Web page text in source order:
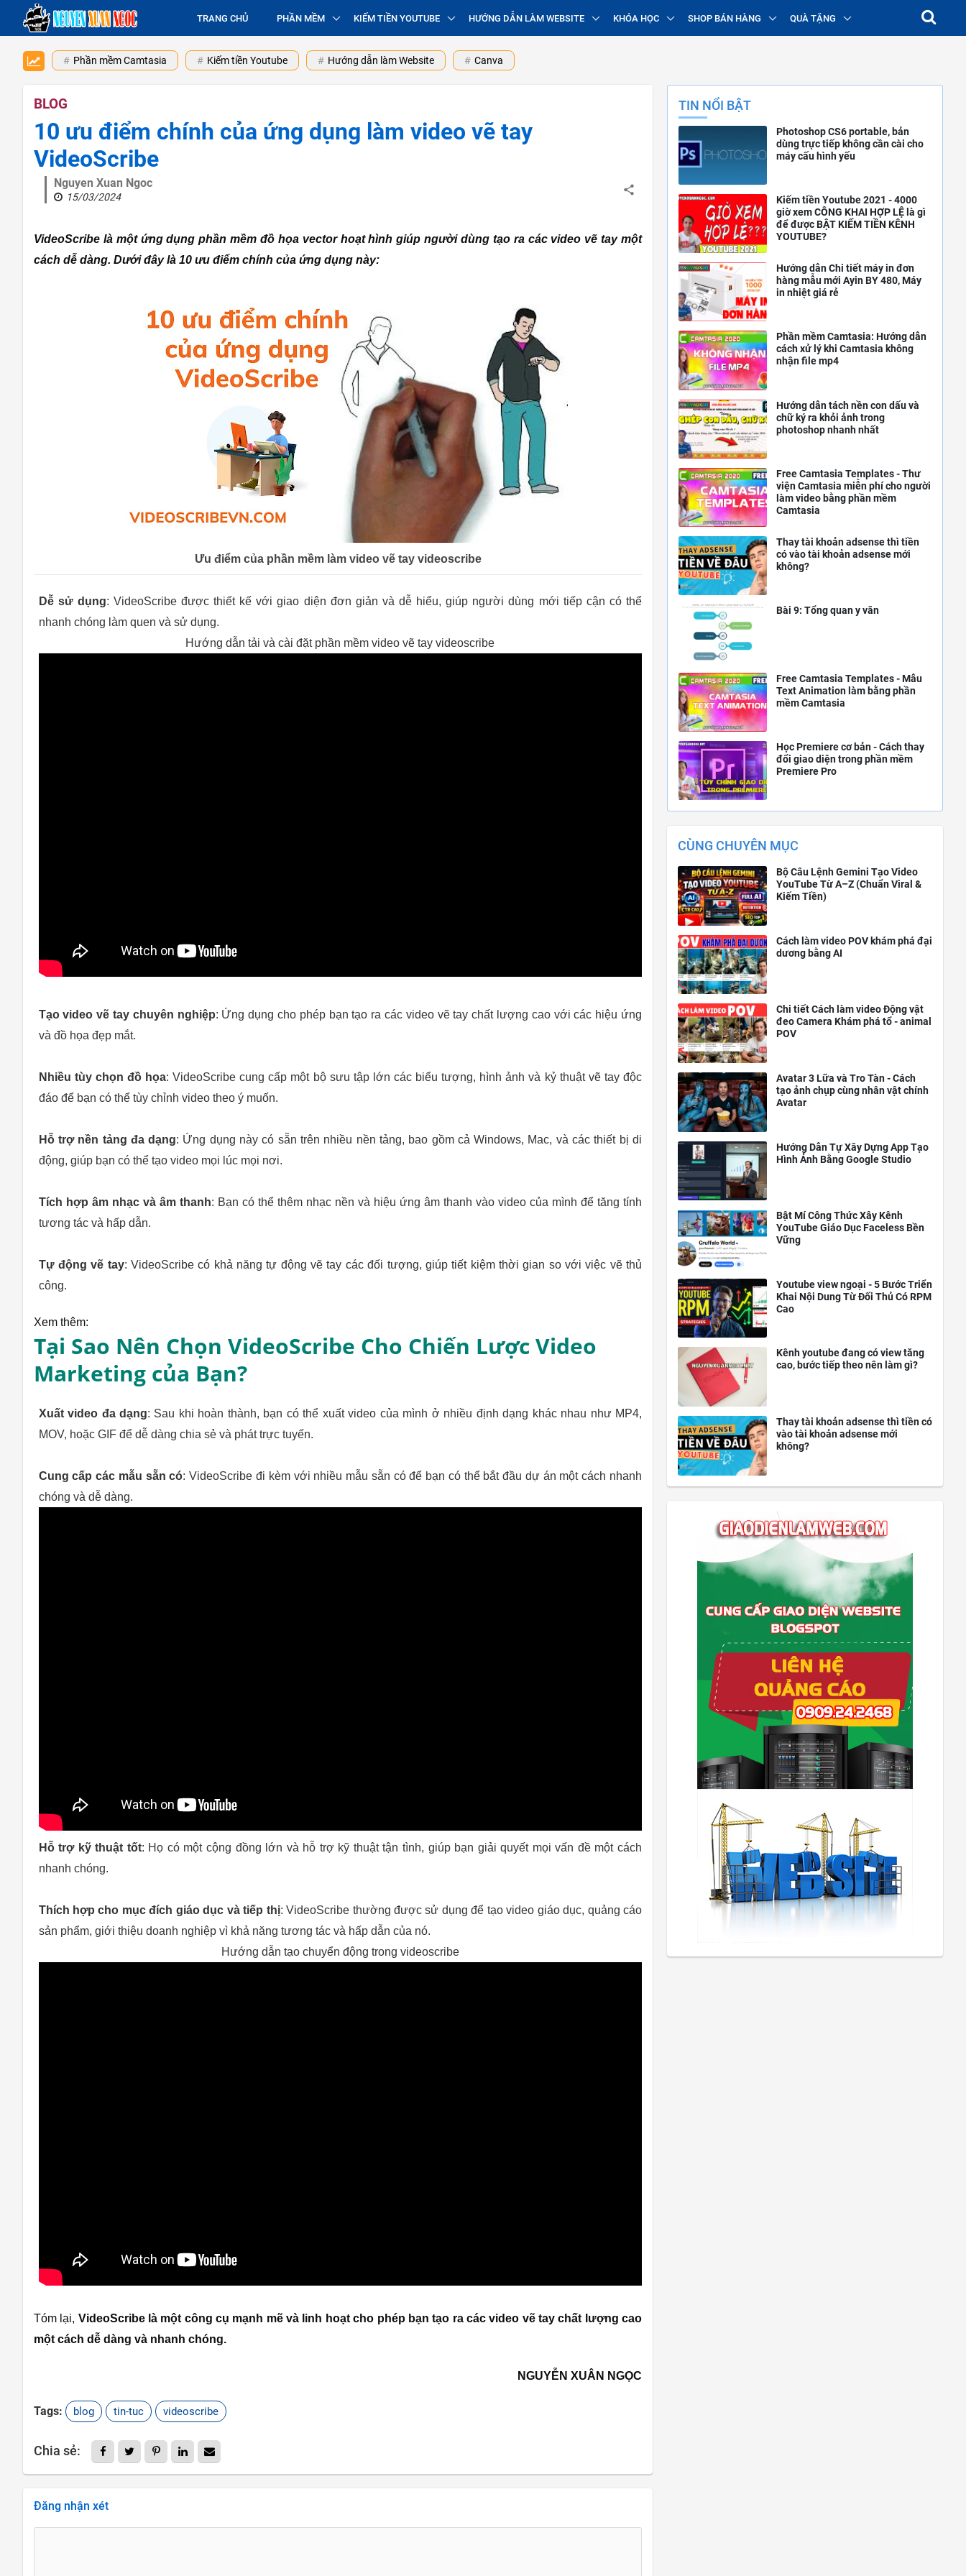
TRANG CHỦ PHẦN MỀM KIẾM TIỀN YOUTUBE HƯỚNG DẪN LÀM WEBSITE KHÓA HỌC SHOP BÁN HÀNG QUÀ TẶNG
Phần mềm Camtasia Kiếm tiền Youtube Hướng dẫn làm Website Canva
BLOG
10 ưu điểm chính của ứng dụng làm video vẽ tay
VideoScribe
Nguyen Xuan Ngoc
15/03/2024
VideoScribe là một ứng dụng phần mềm đồ họa vector hoạt hình giúp người dùng tạo ra các video vẽ tay một
cách dễ dàng. Dưới đây là 10 ưu điểm chính của ứng dụng này:
Ưu điểm của phần mềm làm video vẽ tay videoscribe
Dễ sử dụng: VideoScribe được thiết kế với giao diện đơn giản và dễ hiểu, giúp người dùng mới tiếp cận có thể
nhanh chóng làm quen và sử dụng.
Hướng dẫn tải và cài đặt phần mềm video vẽ tay videoscribe
Tạo video vẽ tay chuyên nghiệp: Ứng dụng cho phép bạn tạo ra các video vẽ tay chất lượng cao với các hiệu ứng
và đồ họa đẹp mắt.
Nhiều tùy chọn đồ họa: VideoScribe cung cấp một bộ sưu tập lớn các biểu tượng, hình ảnh và kỷ thuật vẽ tay độc
đáo để bạn có thể tùy chỉnh video theo ý muốn.
Hỗ trợ nền tảng đa dạng: Ứng dụng này có sẵn trên nhiều nền tảng, bao gồm cả Windows, Mac, và các thiết bị di
động, giúp bạn có thể tạo video mọi lúc mọi nơi.
Tích hợp âm nhạc và âm thanh: Bạn có thể thêm nhạc nền và hiệu ứng âm thanh vào video của mình để tăng tính
tương tác và hấp dẫn.
Tự động vẽ tay: VideoScribe có khả năng tự động vẽ tay các đối tượng, giúp tiết kiệm thời gian so với việc vẽ thủ
công.
Xem thêm:
Tại Sao Nên Chọn VideoScribe Cho Chiến Lược Video
Marketing của Bạn?
Xuất video đa dạng: Sau khi hoàn thành, bạn có thể xuất video của mình ở nhiều định dạng khác nhau như MP4,
MOV, hoặc GIF để dễ dàng chia sẻ và phát trực tuyến.
Cung cấp các mẫu sẵn có: VideoScribe đi kèm với nhiều mẫu sẵn có để bạn có thể bắt đầu dự án một cách nhanh
chóng và dễ dàng.
Hỗ trợ kỹ thuật tốt: Họ có một cộng đồng lớn và hỗ trợ kỹ thuật tận tình, giúp bạn giải quyết mọi vấn đề một cách
nhanh chóng.
Thích hợp cho mục đích giáo dục và tiếp thị: VideoScribe thường được sử dụng để tạo video giáo dục, quảng cáo
sản phẩm, giới thiệu doanh nghiệp vì khả năng tương tác và hấp dẫn của nó.
Hướng dẫn tạo chuyển động trong videoscribe
Tóm lại, VideoScribe là một công cụ mạnh mẽ và linh hoạt cho phép bạn tạo ra các video vẽ tay chất lượng cao
một cách dễ dàng và nhanh chóng.
NGUYỄN XUÂN NGỌC
Tags: blog tin-tuc videoscribe
Chia sẻ:
Đăng nhận xét
TIN NỔI BẬT
Photoshop CS6 portable, bản
dùng trực tiếp không cần cài cho
máy cấu hình yếu
Kiếm tiền Youtube 2021 - 4000
giờ xem CÔNG KHAI HỢP LỆ là gì
để được BẬT KIẾM TIỀN KÊNH
YOUTUBE?
Hướng dẫn Chi tiết máy in đơn
hàng mẫu mới Ayin BY 480, Máy
in nhiệt giá rẻ
Phần mềm Camtasia: Hướng dẫn
cách xử lý khi Camtasia không
nhận file mp4
Hướng dẫn tách nền con dấu và
chữ ký ra khỏi ảnh trong
photoshop nhanh nhất
Free Camtasia Templates - Thư
viện Camtasia miễn phí cho người
làm video bằng phần mềm
Camtasia
Thay tài khoản adsense thì tiền
có vào tài khoản adsense mới
không?
Bài 9: Tổng quan y văn
Free Camtasia Templates - Mẫu
Text Animation làm bằng phần
mềm Camtasia
Học Premiere cơ bản - Cách thay
đổi giao diện trong phần mềm
Premiere Pro
CÙNG CHUYÊN MỤC
Bộ Câu Lệnh Gemini Tạo Video
YouTube Từ A–Z (Chuẩn Viral &
Kiếm Tiền)
Cách làm video POV khám phá đại
dương bằng AI
Chi tiết Cách làm video Động vật
đeo Camera Khám phá tổ - animal
POV
Avatar 3 Lữa và Tro Tàn - Cách
tạo ảnh chụp cùng nhân vật chính
Avatar
Hướng Dẫn Tự Xây Dựng App Tạo
Hình Ảnh Bằng Google Studio
Bật Mí Công Thức Xây Kênh
YouTube Giáo Dục Faceless Bền
Vững
Youtube view ngoại - 5 Bước Triển
Khai Nội Dung Từ Đối Thủ Có RPM
Cao
Kênh youtube đang có view tăng
cao, bước tiếp theo nên làm gì?
Thay tài khoản adsense thì tiền có
vào tài khoản adsense mới
không?